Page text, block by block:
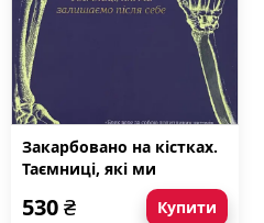
Закарбовано на кістках.
Таємниці, які ми
залишаємо після себе
530₴ Купити